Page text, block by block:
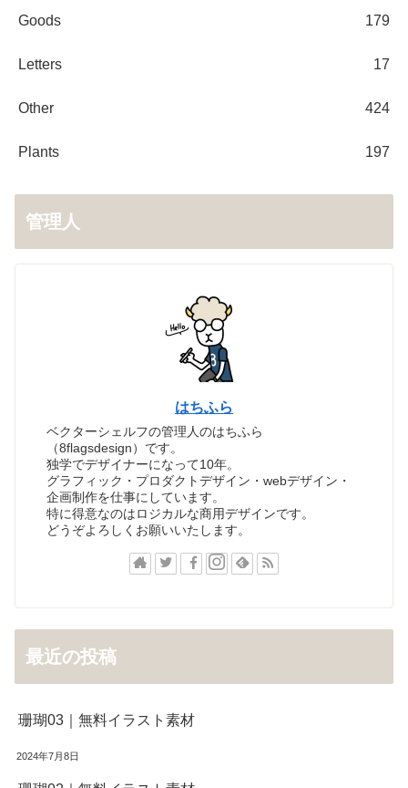
Goods 179
Letters 17
Other 424
Plants 197
管理人
はちふら
ベクターシェルフの管理人のはちふら
（8flagsdesign）です。
独学でデザイナーになって10年。
グラフィック・プロダクトデザイン・webデザイン・
企画制作を仕事にしています。
特に得意なのはロジカルな商用デザインです。
どうぞよろしくお願いいたします。
最近の投稿
珊瑚03｜無料イラスト素材
2024年7月8日